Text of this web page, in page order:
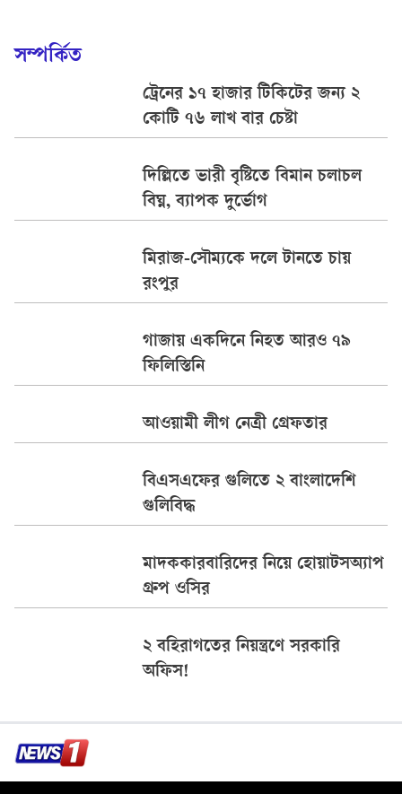
সম্পর্কিত
ট্রেনের ১৭ হাজার টিকিটের জন্য ২
কোটি ৭৬ লাখ বার চেষ্টা
দিল্লিতে ভারী বৃষ্টিতে বিমান চলাচল
বিঘ্ন, ব্যাপক দুর্ভোগ
মিরাজ-সৌম্যকে দলে টানতে চায়
রংপুর
গাজায় একদিনে নিহত আরও ৭৯
ফিলিস্তিনি
আওয়ামী লীগ নেত্রী গ্রেফতার
বিএসএফের গুলিতে ২ বাংলাদেশি
গুলিবিদ্ধ
মাদককারবারিদের নিয়ে হোয়াটসঅ্যাপ
গ্রুপ ওসির
২ বহিরাগতের নিয়ন্ত্রণে সরকারি
অফিস!